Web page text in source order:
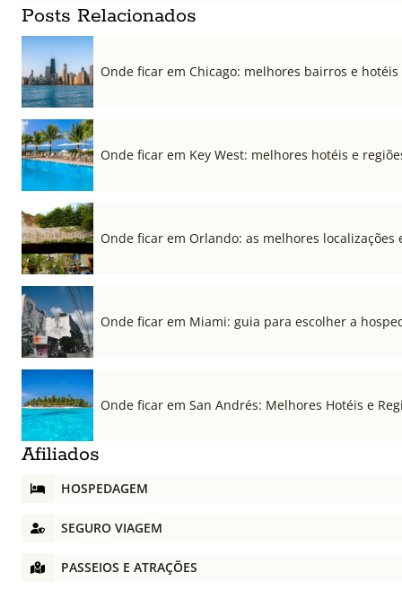
Posts Relacionados
Onde ficar em Chicago: melhores bairros e
Onde ficar em Key West: melhores hotéis e
Onde ficar em Orlando: as melhores localizações
Onde ficar em Miami: guia para escolher a
Onde ficar em San Andrés: Melhores Hotéis e
Afiliados
HOSPEDAGEM
SEGURO VIAGEM
PASSEIOS E ATRAÇÕES